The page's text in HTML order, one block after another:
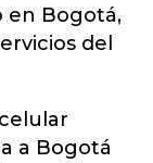
en Bogotá,
del
a Bogotá